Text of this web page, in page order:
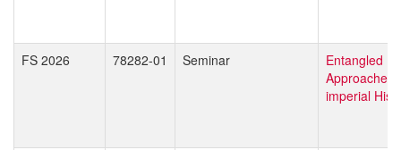
FS 2026 78282-01 Seminar
Entangled
Approaches
imperial